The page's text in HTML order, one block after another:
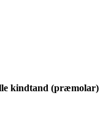
kindtand (præmolar)